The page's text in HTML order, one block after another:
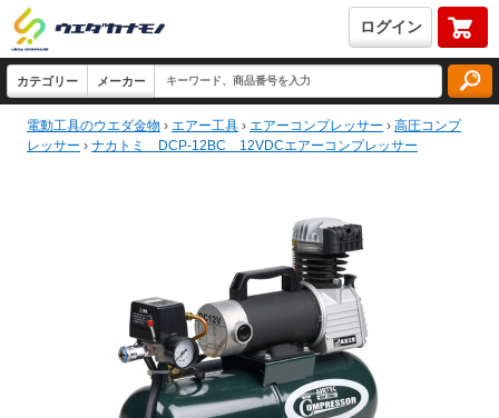
ログイン
電動工具のウエダ金物 › エアー工具 › エアーコンプレッサー › 高圧コンプ
レッサー › ナカトミ DCP-12BC 12VDCエアーコンプレッサー